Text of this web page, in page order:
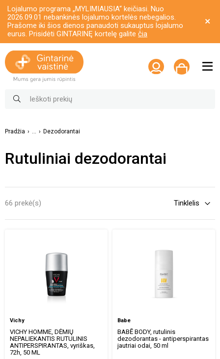
Lojalumo programa „MYLIMIAUSIA“ keičiasi. Nuo
2026.09.01 nebankinės lojalumo kortelės nebegalios.
Prašome iki šios dienos panaudoti sukauptus lojalumo
eurus. Prisidėti GINTARINĘ kortelę galite čia
Pradžia ... Dezodorantai
Rutuliniai dezodorantai
66 prekė(s)
Vichy
VICHY HOMME, DĖMIŲ
NEPALIEKANTIS RUTULINIS
ANTIPERSPIRANTAS, vyriškas,
72h, 50 ML
Babe
BABĒ BODY, rutulinis
dezodorantas - antiperspirantas
jautriai odai, 50 ml